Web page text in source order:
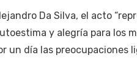
Da Silva, el acto
y alegría para los
un día las preocupaciones